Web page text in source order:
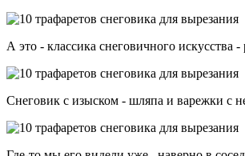
А это - классика снеговичного искусства
Снеговик с изыском - шляпа и варежки с